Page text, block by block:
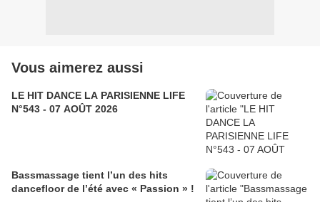
Vous aimerez aussi
LE HIT DANCE LA PARISIENNE LIFE
N°543 - 07 AOÛT 2026
Bassmassage tient l’un des hits
dancefloor de l’été avec « Passion » !